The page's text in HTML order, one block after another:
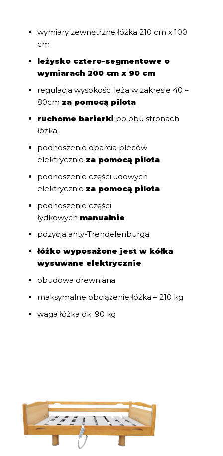
wymiary zewnętrzne łóżka 210 cm x 100
cm
leżysko cztero-segmentowe o
wymiarach 200 cm x 90 cm
regulacja wysokości leża w zakresie 40 –
80cm za pomocą pilota
ruchome barierki po obu stronach
łóżka
podnoszenie oparcia pleców
elektrycznie za pomocą pilota
podnoszenie części udowych
elektrycznie za pomocą pilota
podnoszenie części
łydkowych manualnie
pozycja anty-Trendelenburga
łóżko wyposażone jest w kółka
wysuwane elektrycznie
obudowa drewniana
maksymalne obciążenie łóżka – 210 kg
waga łóżka ok. 90 kg